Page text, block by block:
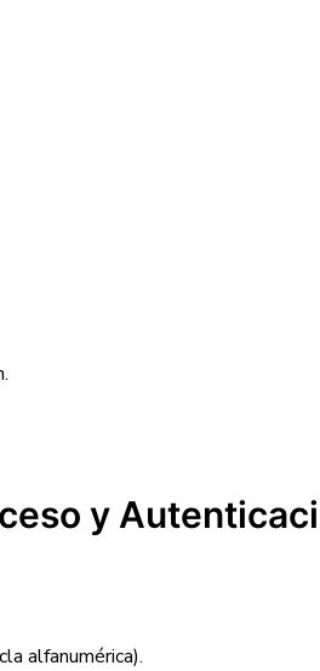
y
alfanumérica).